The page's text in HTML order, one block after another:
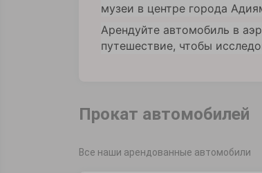
музеи в центре города
Арендуйте автомобиль в
путешествие, чтобы
Прокат автомобилей
Все наши арендованные автомобили